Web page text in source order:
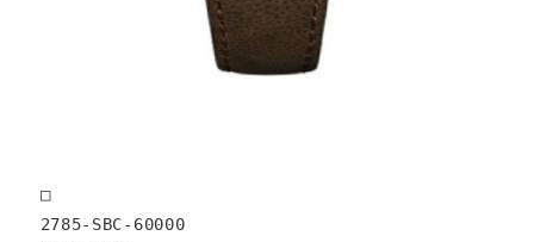
□
2785-SBC-60000